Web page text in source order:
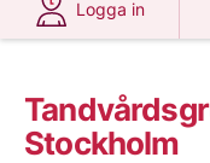
Logga in
Stockholm